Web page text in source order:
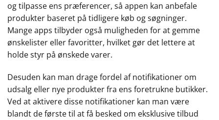
og tilpasse ens præferencer, så appen kan anbefale
produkter baseret på tidligere køb og søgninger.
Mange apps tilbyder også muligheden for at gemme
ønskelister eller favoritter, hvilket gør det lettere at
holde styr på ønskede varer.
Desuden kan man drage fordel af notifikationer om
udsalg eller nye produkter fra ens foretrukne butikker.
Ved at aktivere disse notifikationer kan man være
blandt de første til at få besked om eksklusive tilbud